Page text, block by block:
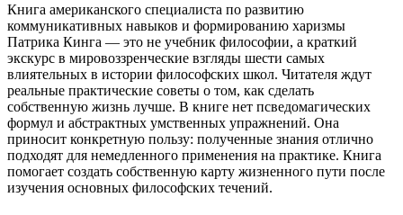
Книга американского специалиста по развитию
коммуникативных навыков и формированию харизмы
Патрика Кинга — это не учебник философии, а краткий
экскурс в мировоззренческие взгляды шести самых
влиятельных в истории философских школ. Читателя ждут
реальные практические советы о том, как сделать
собственную жизнь лучше. В книге нет псведомагических
формул и абстрактных умственных упражнений. Она
приносит конкретную пользу: полученные знания отлично
подходят для немедленного применения на практике. Книга
помогает создать собственную карту жизненного пути после
изучения основных философских течений.